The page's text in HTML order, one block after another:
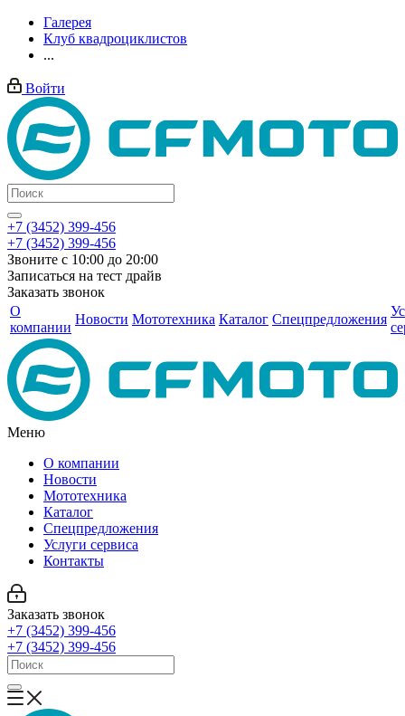
Галерея
Клуб квадроциклистов
...
Войти
+7 (3452) 399-456
+7 (3452) 399-456
Звоните с 10:00 до 20:00
Записаться на тест драйв
Заказать звонок
О
компании
Новости Мототехника Каталог Спецпредложения
Меню
О компании
Новости
Мототехника
Каталог
Спецпредложения
Услуги сервиса
Контакты
Заказать звонок
+7 (3452) 399-456
+7 (3452) 399-456